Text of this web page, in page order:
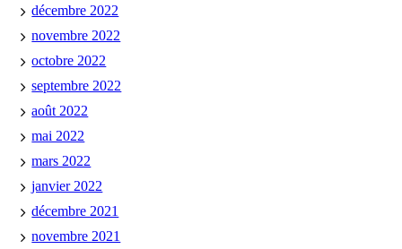
décembre 2022
novembre 2022
octobre 2022
septembre 2022
août 2022
mai 2022
mars 2022
janvier 2022
décembre 2021
novembre 2021